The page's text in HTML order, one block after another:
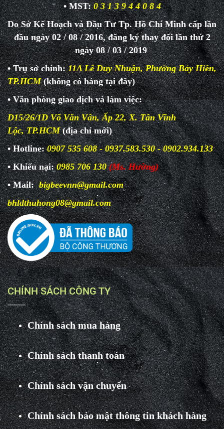
• MST: 0 3 1 3 9 4 4 0 8 4
Do Sở Kế Hoạch và Đầu Tư Tp. Hồ Chí Minh cấp lần
đầu ngày 02 / 08 / 2016, đăng ký thay đổi lần thứ 2
ngày 08 / 03 / 2019
• Trụ sở chính:11A Lê Duy Nhuận, Phường Bảy Hiền,
TP.HCM (không có hàng tại đây)
• Văn phòng giao dịch và làmviệc:
D15/26/1D Võ Văn Vân, Ấp 22, X. Tân Vĩnh
Lộc, TP.HCM(địa chỉ mới)
• Hotline:0907 535 608 - 0937.583.530 - 0902.934.133
• Khiếu nại: 0985 706 130 (Ms. Hường)
• Mail:bigbeevnn@gmail.com
bhldthuhong08@gmail.com
CHÍNH SÁCH CÔNG TY
Chính sách mua hàng
Chính sách thanh toán
Chính sách vận chuyển
Chính sách bảo mật thông tin khách hàng